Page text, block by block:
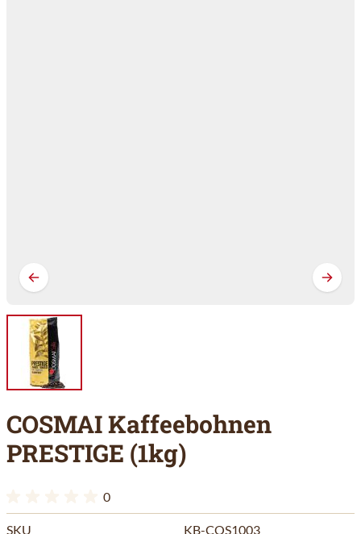
COSMAI Kaffeebohnen
PRESTIGE (1kg)
0
SKU KB-COS1003